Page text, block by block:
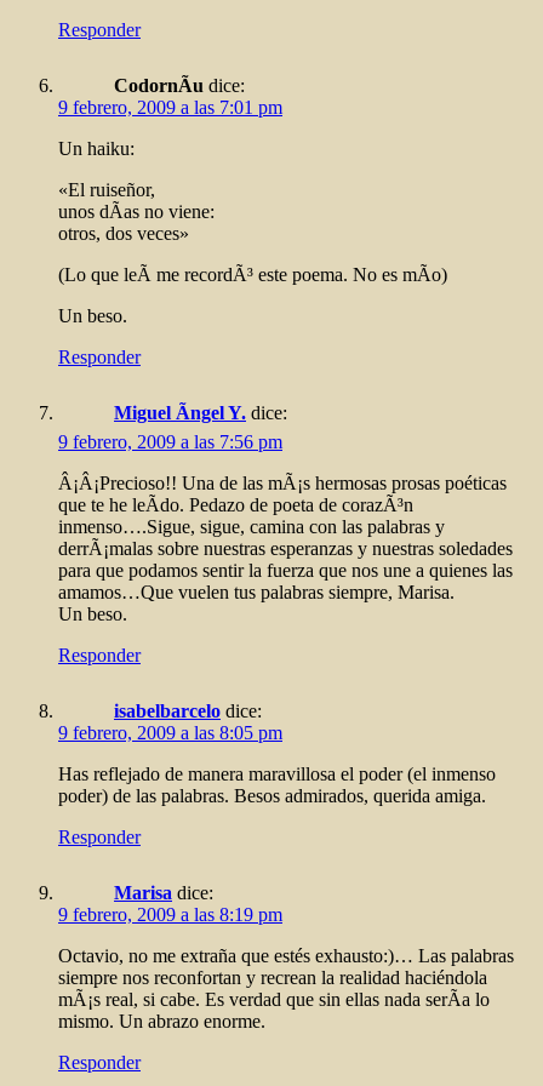
Responder
CodornÃ­u dice:
9 febrero, 2009 a las 7:01 pm
Un haiku:
«El ruiseñor,
unos dÃ­as no viene:
otros, dos veces»
(Lo que leÃ­ me recordÃ³ este poema. No es mÃ­o)
Un beso.
Responder
Miguel Ãngel Y. dice:
9 febrero, 2009 a las 7:56 pm
Â¡Â¡Precioso!! Una de las mÃ¡s hermosas prosas poéticas
que te he leÃ­do. Pedazo de poeta de corazÃ³n
inmenso….Sigue, sigue, camina con las palabras y
derrÃ¡malas sobre nuestras esperanzas y nuestras soledades
para que podamos sentir la fuerza que nos une a quienes las
amamos…Que vuelen tus palabras siempre, Marisa.
Un beso.
Responder
isabelbarcelo dice:
9 febrero, 2009 a las 8:05 pm
Has reflejado de manera maravillosa el poder (el inmenso
poder) de las palabras. Besos admirados, querida amiga.
Responder
Marisa dice:
9 febrero, 2009 a las 8:19 pm
Octavio, no me extraña que estés exhausto:)… Las palabras
siempre nos reconfortan y recrean la realidad haciéndola
mÃ¡s real, si cabe. Es verdad que sin ellas nada serÃ­a lo
mismo. Un abrazo enorme.
Responder